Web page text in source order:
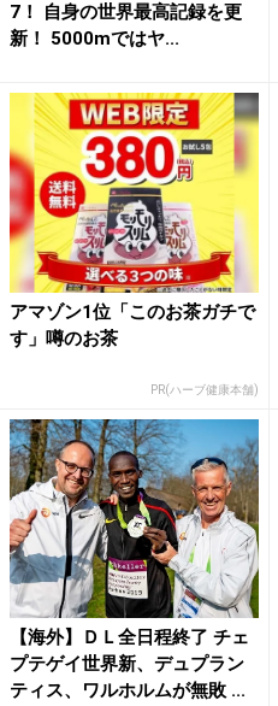
7！ 自身の世界最高記録を更
新！ 5000mではヤ...
アマゾン1位「このお茶ガチで
す」噂のお茶
PR(ハーブ健康本舗)
【海外】ＤＬ全日程終了 チェ
プテゲイ世界新、デュプラン
ティス、ワルホルムが無敗 ...